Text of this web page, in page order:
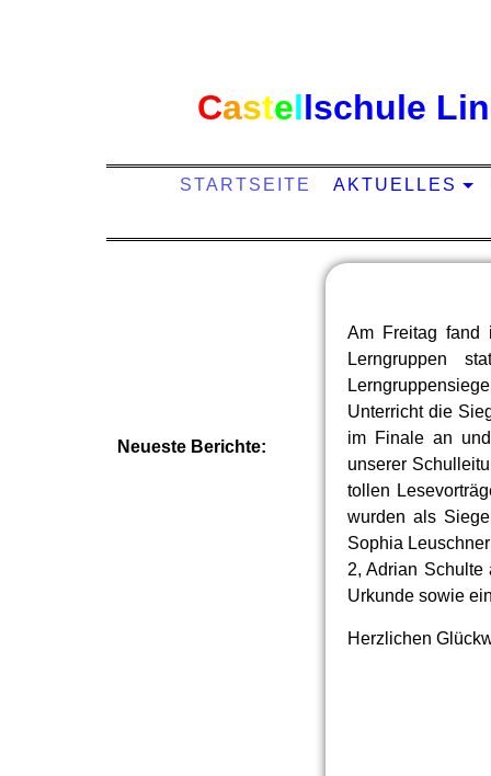
Castellschule
STARTSEITE AKTUELLES
Am Freitag fand
Lerngruppen
Unterricht die
im Finale an
unserer
tollen
wurden als
Sophia
2, Adrian
Urkunde sowie
Herzlichen
Neueste Berichte: